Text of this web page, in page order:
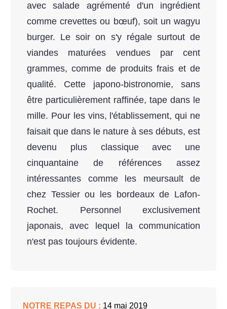
avec salade agrémenté d'un ingrédient
comme crevettes ou bœuf), soit un wagyu
burger. Le soir on s'y régale surtout de
viandes maturées vendues par cent
grammes, comme de produits frais et de
qualité. Cette japono-bistronomie, sans
être particulièrement raffinée, tape dans le
mille. Pour les vins, l'établissement, qui ne
faisait que dans le nature à ses débuts, est
devenu plus classique avec une
cinquantaine de références assez
intéressantes comme les meursault de
chez Tessier ou les bordeaux de Lafon-
Rochet. Personnel exclusivement
japonais, avec lequel la communication
n'est pas toujours évidente.
NOTRE REPAS DU : 14 mai 2019